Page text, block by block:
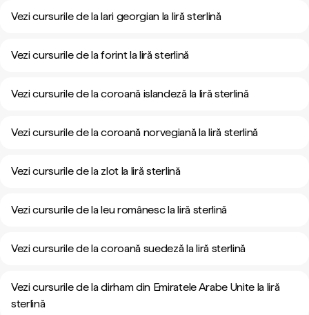
Vezi cursurile de la lari georgian la liră sterlină
Vezi cursurile de la forint la liră sterlină
Vezi cursurile de la coroană islandeză la liră sterlină
Vezi cursurile de la coroană norvegiană la liră sterlină
Vezi cursurile de la zlot la liră sterlină
Vezi cursurile de la leu românesc la liră sterlină
Vezi cursurile de la coroană suedeză la liră sterlină
Vezi cursurile de la dirham din Emiratele Arabe Unite la liră
sterlină